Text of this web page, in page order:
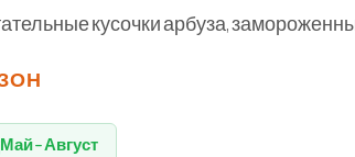
кусочки арбуза,
Май – Август